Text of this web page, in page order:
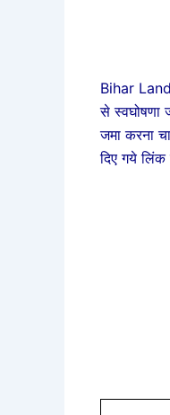
Bihar
से स्वघोषणा
जमा करना
दिए गये